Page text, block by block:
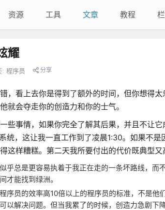
资源 工具 文章 教程
耀
: 程序员 分享
，看上去你是得到了额外的时间，但你想得
就会夺走你的创造力和你的士气。
些事情，如果你完全了解其后果，并且不让
统，这让我一直工作到了凌晨1:30。如果不
这样糟糕。第二天我所要付出的代价既典型又
乎总是更容易执着于我正在走的一条坏路线，
才能找到绿洲。
序员的效率高10倍以上的程序员的标准，不是
以解决问题。但当我累了的时候，创造力急剧下